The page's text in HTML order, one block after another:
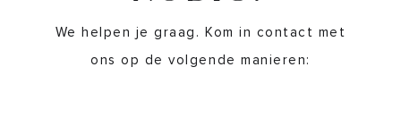
We helpen je graag. Kom in contact met
ons op de volgende manieren: